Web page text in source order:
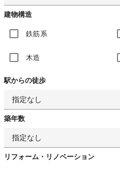
建物構造
鉄筋系
木造
駅からの徒歩
指定なし
築年数
指定なし
リフォーム・リノベーション